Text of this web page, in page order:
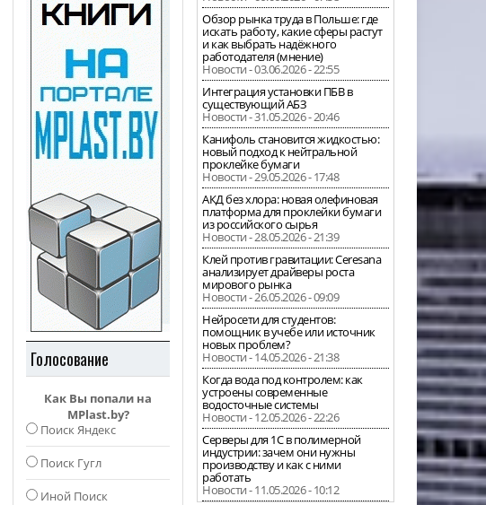
Голосование
Как Вы попали на
MPlast.by?
Поиск Яндекс
Поиск Гугл
Иной Поиск
Обзор рынка труда в Польше: где
искать работу, какие сферы растут
и как выбрать надёжного
работодателя (мнение)
Новости - 03.06.2026 - 22:55
Интеграция установки ПБВ в
существующий АБЗ
Новости - 31.05.2026 - 20:46
Канифоль становится жидкостью:
новый подход к нейтральной
проклейке бумаги
Новости - 29.05.2026 - 17:48
АКД без хлора: новая олефиновая
платформа для проклейки бумаги
из российского сырья
Новости - 28.05.2026 - 21:39
Клей против гравитации: Ceresana
анализирует драйверы роста
мирового рынка
Новости - 26.05.2026 - 09:09
Нейросети для студентов:
помощник в учебе или источник
новых проблем?
Новости - 14.05.2026 - 21:38
Когда вода под контролем: как
устроены современные
водосточные системы
Новости - 12.05.2026 - 22:26
Серверы для 1С в полимерной
индустрии: зачем они нужны
производству и как с ними
работать
Новости - 11.05.2026 - 10:12